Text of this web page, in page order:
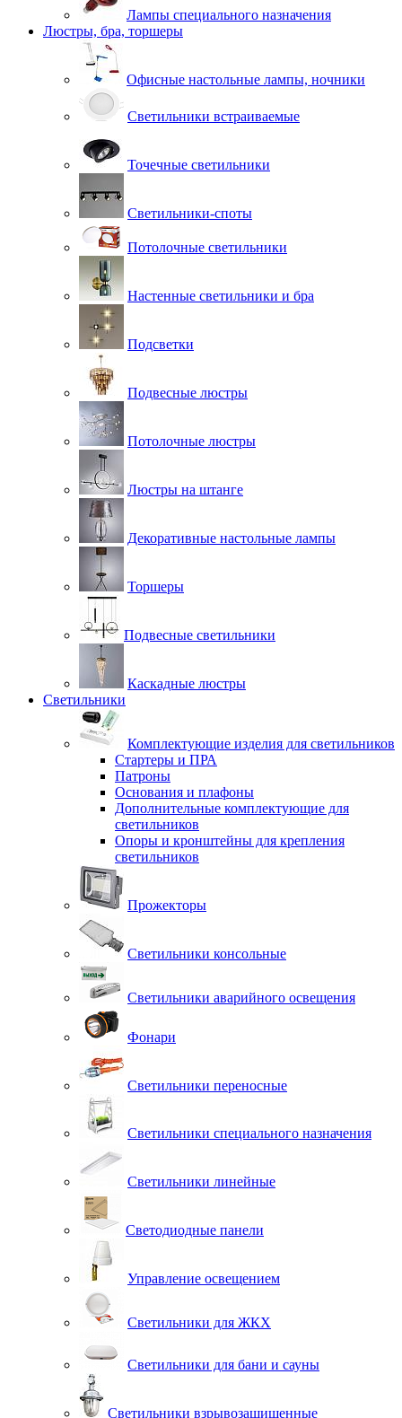
Лампы специального назначения
Люстры, бра, торшеры
Офисные настольные лампы, ночники
Светильники встраиваемые
Точечные светильники
Светильники-споты
Потолочные светильники
Настенные светильники и бра
Подсветки
Подвесные люстры
Потолочные люстры
Люстры на штанге
Декоративные настольные лампы
Торшеры
Подвесные светильники
Каскадные люстры
Светильники
Комплектующие изделия для светильников
Стартеры и ПРА
Патроны
Основания и плафоны
Дополнительные комплектующие для
светильников
Опоры и кронштейны для крепления
светильников
Прожекторы
Светильники консольные
Светильники аварийного освещения
Фонари
Светильники переносные
Светильники специального назначения
Светильники линейные
Светодиодные панели
Управление освещением
Светильники для ЖКХ
Светильники для бани и сауны
Светильники взрывозащищенные